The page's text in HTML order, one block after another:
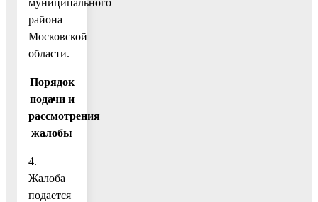
района
Московской
области.
Порядок
подачи и
рассмотрения
жалобы
4.
Жалоба
подается